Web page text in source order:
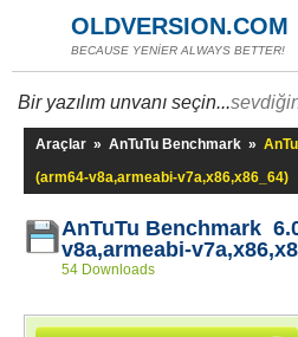
OLDVERSION.COM
BECAUSE YENİER ALWAYS BETTER!
Bir yazılım unvanı seçin...
Araçlar » AnTuTu Benchmark »
(arm64-v8a,armeabi-v7a,x86,x86_64)
AnTuTu Benchmark
v8a,armeabi-
54 Downloads